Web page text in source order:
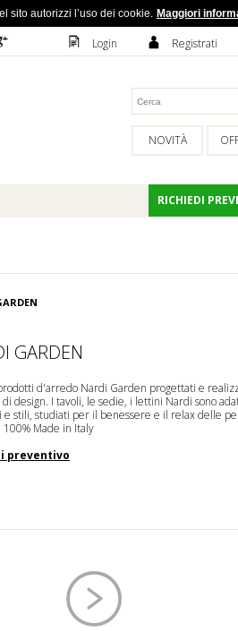
D Login A Registrati
NOVITÀ
RICHIEDI
GARDEN
d'arredo Nardi Garden progettati e
design. I tavoli, le sedie, i lettini Nardi sono
stili, studiati per il benessere e il relax delle
100% Made in Italy
preventivo
sito autorizzi l’uso dei cookie. Maggiori